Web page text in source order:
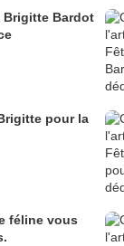
Brigitte Bardot
pour la
féline vous